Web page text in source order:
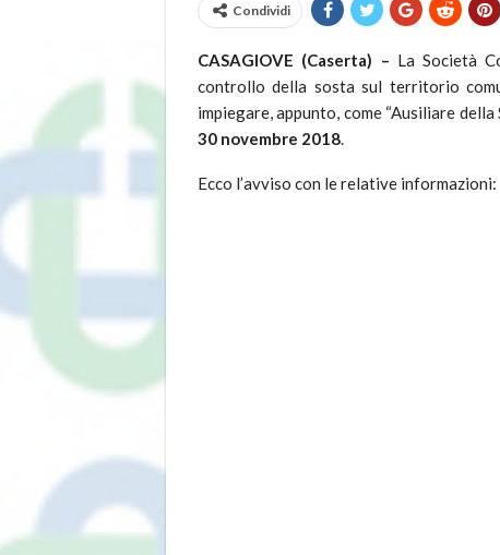
Condividi
CASAGIOVE (Caserta) – La Società
controllo della sosta sul territorio
impiegare, appunto, come “Ausiliare
30 novembre 2018.
Ecco l’avviso con le relative informazioni: